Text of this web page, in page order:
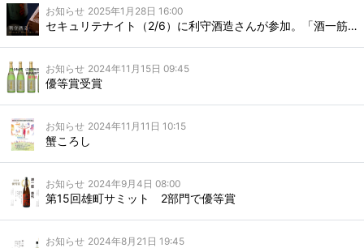
お知らせ 2025年1月28日 16:00
セキュリテナイト（2/6）に利守酒造さんが参加。「酒一筋 純米吟醸しぼりたて」をお持ちいただきます！
お知らせ 2024年11月15日 09:45
優等賞受賞
お知らせ 2024年11月11日 10:15
蟹ころし
お知らせ 2024年9月4日 08:00
第15回雄町サミット 2部門で優等賞
お知らせ 2024年8月21日 19:45